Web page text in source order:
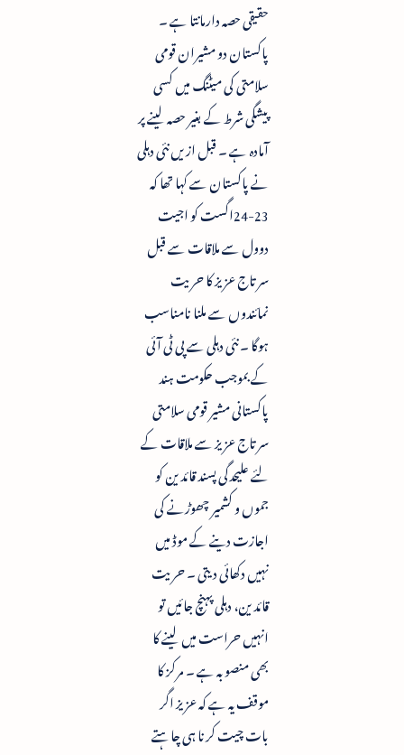
حقیقی حصہ دارمانتا ہے ۔
پاکستان دو مشیران قومی
سلامتی کی میٹنگ میں کسی
پیشگی شرط کے بغیر حصہ لینے پر
آمادہ ہے ۔ قبل ازیں نئی دہلی
نے پاکستان سے کہا تھا کہ
23-24اگست کو اجیت
دوول سے ملاقات سے قبل
سرتاج عزیز کا حریت
نمائندوں سے ملنا نامناسب
ہوگا ۔ نئی دہلی سے پی ٹی آئی
کے بموجب حکومت ہند
پاکستانی مشیر قومی سلامتی
سرتاج عزیز سے ملاقات کے
لئے علیحدگی پسند قائدین کو
جموں و کشمیر چھوڑنے کی
اجازت دینے کے موڈ میں
نہیں دکھائی دیتی ۔ حریت
قائدین، دہلی پہنچ جائیں تو
انہیں حراست میں لینے کا
بھی منصوبہ ہے ۔ مرکز کا
موقف یہ ہے کہ عزیز اگر
بات چیت کرنا ہی چاہتے